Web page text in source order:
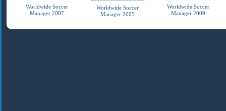
Worldwide Soccer
Manager 2007
Worldwide Soccer
Manager 2005
Worldwide Soccer
Manager 2009